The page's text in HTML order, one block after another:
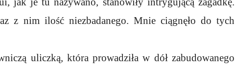
z nim ilość niezbadanego. Mnie ciągnęło do tych
uliczką, która prowadziła w dół zabudowanego